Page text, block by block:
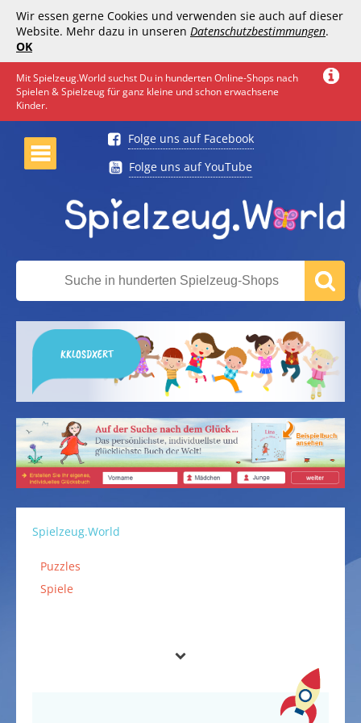
Wir essen gerne Cookies und verwenden sie auch auf dieser
Website. Mehr dazu in unseren Datenschutzbestimmungen.
OK
Mit Spielzeug.World suchst Du in hunderten Online-Shops nach
Spielen & Spielzeug für ganz kleine und schon erwachsene
Kinder.
Folge uns auf Facebook
Folge uns auf YouTube
KKLOSDXERT
Spielzeug.World
Puzzles
Spiele